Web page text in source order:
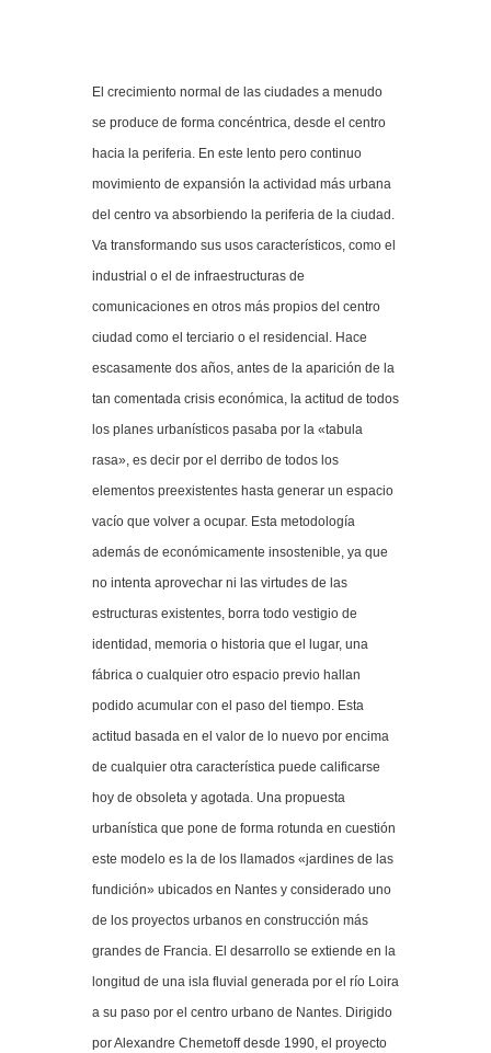
El crecimiento normal de las ciudades a menudo
se produce de forma concéntrica, desde el centro
hacia la periferia. En este lento pero continuo
movimiento de expansión la actividad más urbana
del centro va absorbiendo la periferia de la ciudad.
Va transformando sus usos característicos, como el
industrial o el de infraestructuras de
comunicaciones en otros más propios del centro
ciudad como el terciario o el residencial. Hace
escasamente dos años, antes de la aparición de la
tan comentada crisis económica, la actitud de todos
los planes urbanísticos pasaba por la «tabula
rasa», es decir por el derribo de todos los
elementos preexistentes hasta generar un espacio
vacío que volver a ocupar. Esta metodología
además de económicamente insostenible, ya que
no intenta aprovechar ni las virtudes de las
estructuras existentes, borra todo vestigio de
identidad, memoria o historia que el lugar, una
fábrica o cualquier otro espacio previo hallan
podido acumular con el paso del tiempo. Esta
actitud basada en el valor de lo nuevo por encima
de cualquier otra característica puede calificarse
hoy de obsoleta y agotada. Una propuesta
urbanística que pone de forma rotunda en cuestión
este modelo es la de los llamados «jardines de las
fundición» ubicados en Nantes y considerado uno
de los proyectos urbanos en construcción más
grandes de Francia. El desarrollo se extiende en la
longitud de una isla fluvial generada por el río Loira
a su paso por el centro urbano de Nantes. Dirigido
por Alexandre Chemetoff desde 1990, el proyecto